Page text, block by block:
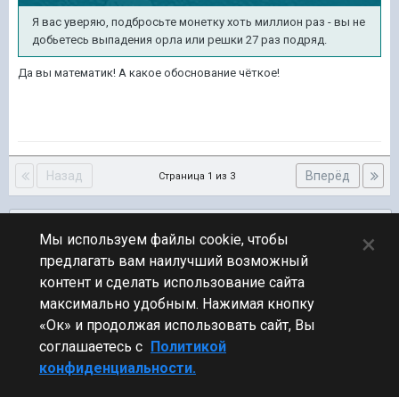
Я вас уверяю, подбросьте монетку хоть миллион раз - вы не
добьетесь выпадения орла или решки 27 раз подряд.
Да вы математик! А какое обоснование чёткое!
Назад Вперёд
Страница 1 из 3
ПЕРЕЙТИ К СПИСКУ ТЕМ
Флудилка
Стиль
Мы используем файлы cookie, чтобы
предлагать вам наилучший возможный
контент и сделать использование сайта
максимально удобным. Нажимая кнопку
«Ок» и продолжая использовать сайт, Вы
соглашаетесь с Политикой
конфиденциальности.
×